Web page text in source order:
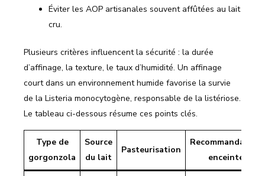
Éviter les AOP artisanales souvent affûtées au lait
cru.
Plusieurs critères influencent la sécurité : la durée
d’affinage, la texture, le taux d’humidité. Un affinage
court dans un environnement humide favorise la survie
de la Listeria monocytogène, responsable de la listériose.
Le tableau ci-dessous résume ces points clés.
Type de
gorgonzola
Source
du lait
Pasteurisation
Recommandation
enceinte